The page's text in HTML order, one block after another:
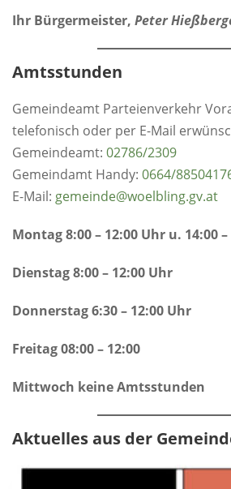
Ihr Bürgermeister, Peter
Amtsstunden
Gemeindeamt Parteienverkehr
telefonisch oder per E-Mail
Gemeindeamt: 02786/2309
Gemeindamt Handy: 0664/
E-Mail: gemeinde@woelbling.gv.at
Montag 8:00 – 12:00 Uhr u. 14:00
Dienstag 8:00 – 12:00 Uhr
Donnerstag 6:30 – 12:00 Uhr
Freitag 08:00 – 12:00
Mittwoch keine Amtsstunden
Aktuelles aus der